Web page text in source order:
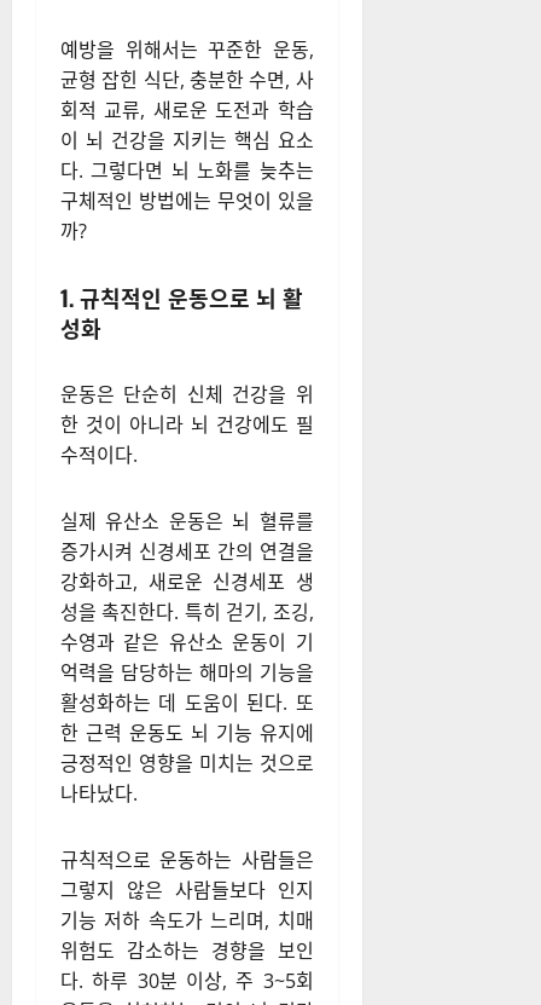
연스러운 과정이지만, 뇌 기능
의 저하는 생활습관과 노력이
크게 좌우할 수 있다. 특히 기억
력 감퇴나 인지 기능 저하는 삶
의 질에 직접적인 영향을 미치
므로, 이를 예방하는 것이 중요
하다.
예방을 위해서는 꾸준한 운동,
균형 잡힌 식단, 충분한 수면, 사
이 뇌 건강을 지키는 핵심 요소
다. 그렇다면 뇌 노화를 늦추는
구체적인 방법에는 무엇이 있을
까?
1. 규칙적인 운동으로 뇌 활
성화
운동은 단순히 신체 건강을 위
한 것이 아니라 뇌 건강에도 필
수적이다.
실제 유산소 운동은 뇌 혈류를
증가시켜 신경세포 간의 연결을
성을 촉진한다. 특히 걷기, 조깅,
수영과 같은 유산소 운동이 기
억력을 담당하는 해마의 기능을
활성화하는 데 도움이 된다. 또
한 근력 운동도 뇌 기능 유지에